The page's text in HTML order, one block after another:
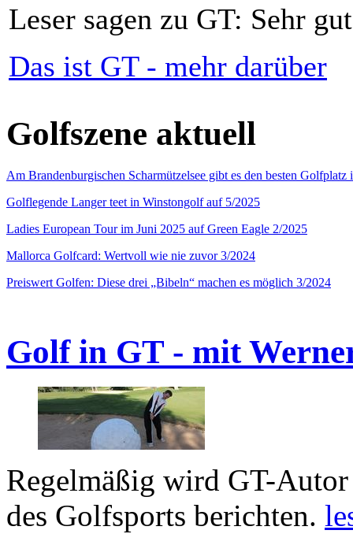
Leser sagen zu GT: Sehr
Das ist GT - mehr darüber
Golfszene aktuell
Am Brandenburgischen Scharmützelsee gibt es den besten
Golflegende Langer teet in Winstongolf auf 5/2025
Ladies European Tour im Juni 2025 auf Green Eagle 2/2025
Mallorca Golfcard: Wertvoll wie nie zuvor 3/2024
Preiswert Golfen: Diese drei „Bibeln“ machen es möglich 3/2024
Golf in GT - mit
Regelmäßig wird GT-
des Golfsports berichten.